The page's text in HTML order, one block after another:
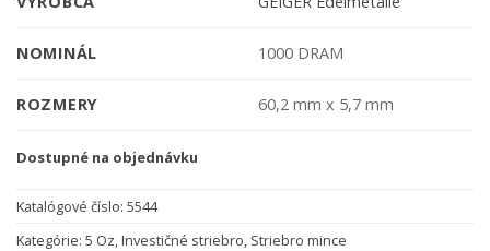
NOMINÁL 1000 DRAM
ROZMERY 60,2 mm x 5,7 mm
Dostupné na objednávku
Katalógové číslo: 5544
Kategórie: 5 Oz,Investičné striebro, Striebro mince